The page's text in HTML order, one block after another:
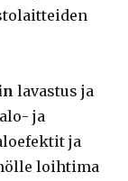
lavastus ja
ja
ja
loihtima